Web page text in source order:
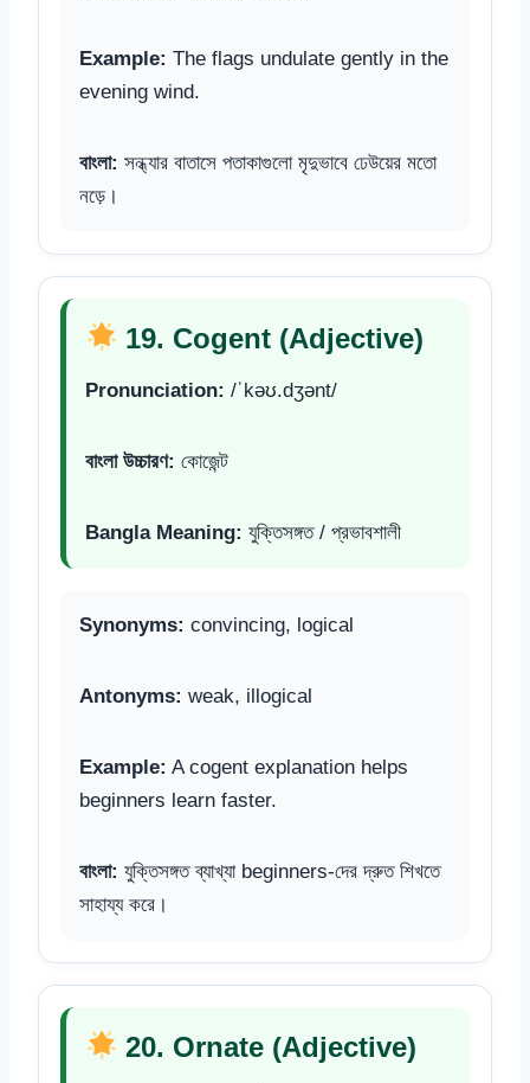
Example: The flags undulate gently in the
evening wind.
বাংলা: সন্ধ্যার বাতাসে পতাকাগুলো মৃদুভাবে ঢেউয়ের মতো
নড়ে।
19. Cogent (Adjective)
Pronunciation: /ˈkəʊ.dʒənt/
বাংলা উচ্চারণ: কোজেন্ট
Bangla Meaning: যুক্তিসঙ্গত / প্রভাবশালী
Synonyms: convincing, logical
Antonyms: weak, illogical
Example: A cogent explanation helps
beginners learn faster.
বাংলা: যুক্তিসঙ্গত ব্যাখ্যা beginners-দের দ্রুত শিখতে
সাহায্য করে।
20. Ornate (Adjective)